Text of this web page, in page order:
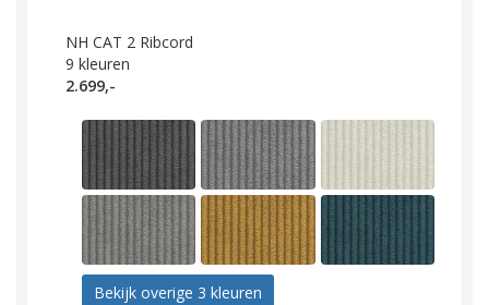
NH CAT 2 Ribcord
9 kleuren
2.699,-
Bekijk overige 3 kleuren